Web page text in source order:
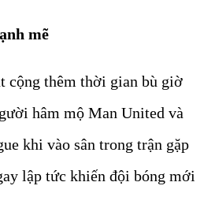
mẽ
cộng thêm thời gian bù giờ
hâm mộ Man United và
khi vào sân trong trận gặp
lập tức khiến đội bóng mới